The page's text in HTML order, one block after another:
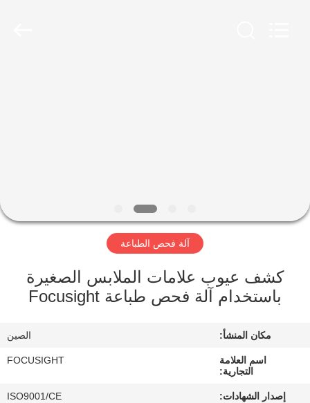
جولة
المعمل
الجودة
اتصل
آلة فحص الطباعة
كشف عيوب علامات الملابس الصغيرة
باستخدام آلة فحص طباعة Focusight
مكان المنشأ: الصين
اسم العلامة
التجارية:
FOCUSIGHT
إصدار الشهادات: ISO9001/CE